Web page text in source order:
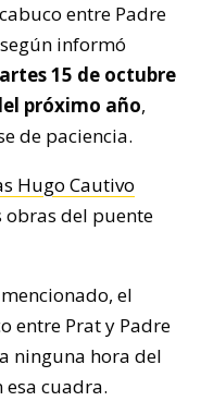
entre Padre
informó
15 de octubre
próximo año,
de paciencia.
Hugo Cautivo
obras del puente
el
entre Prat y Padre
ninguna hora del
cuadra.